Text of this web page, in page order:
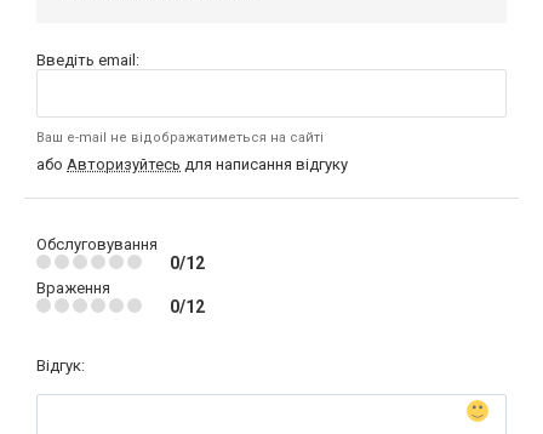
Введіть email:
Ваш e-mail не відображатиметься на сайті
або Авторизуйтесь для написання відгуку
Обслуговування
0/12
Враження
0/12
Відгук: